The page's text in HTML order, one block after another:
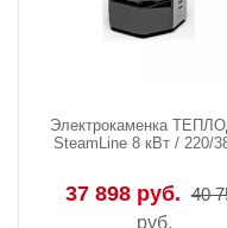
Электрокаменка
SteamLine 8 кВт / 220/
37 898 руб. 40
руб.